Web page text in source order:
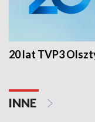
20 lat TVP3
INNE